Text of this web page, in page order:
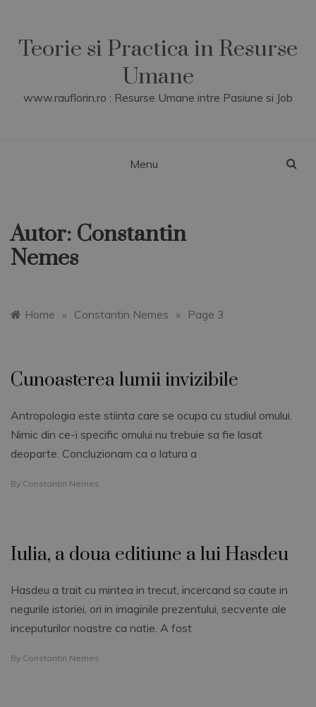
contentTeorie si Practica in Resurse
Umane
www.rauflorin.ro : Resurse Umane intre Pasiune si Job
Menu
Autor: Constantin
Nemes
Home » Constantin Nemes » Page 3
Cunoasterea lumii invizibile
Antropologia este stiinta care se ocupa cu studiul omului.
Nimic din ce-i specific omului nu trebuie sa fie lasat
deoparte. Concluzionam ca o latura a
By Constantin Nemes
Iulia, a doua editiune a lui Hasdeu
Hasdeu a trait cu mintea in trecut, incercand sa caute in
negurile istoriei, ori in imaginile prezentului, secvente ale
inceputurilor noastre ca natie. A fost
By Constantin Nemes